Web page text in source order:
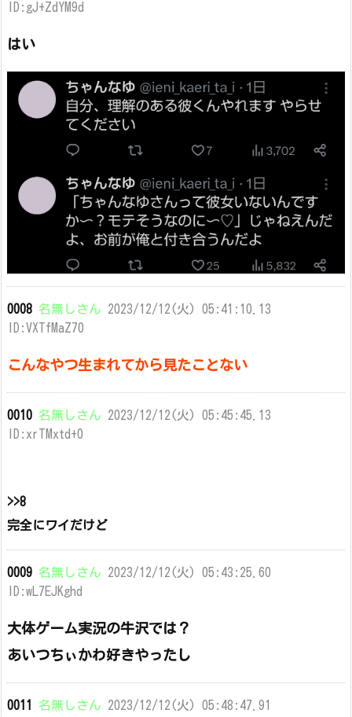
ID:gJ+ZdYM9d
はい
0008 名無しさん 2023/12/12(火) 05:41:10.13
ID:VXTfMaZ70
こんなやつ生まれてから見たことない
0010 名無しさん 2023/12/12(火) 05:45:45.13
ID:xrTMxtd+0
>>8
完全にワイだけど
0009 名無しさん 2023/12/12(火) 05:43:25.60
ID:wL7EJKghd
大体ゲーム実況の牛沢では？
あいつちぃかわ好きやったし
0011 名無しさん 2023/12/12(火) 05:48:47.91